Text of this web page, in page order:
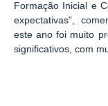
Formação Inicial e
expectativas”,
este ano foi muito
significativos, com